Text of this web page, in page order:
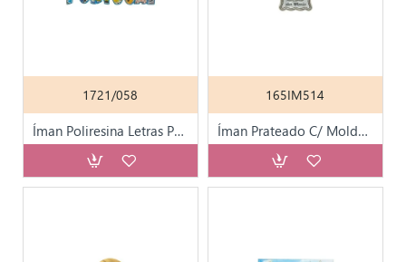
1721/058
Íman Poliresina Letras Portugal C/ Div. Motivos
165IM514
Íman Prateado C/ Moldura e Aparição de Metal